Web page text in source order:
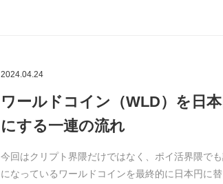
2024.04.24
ワールドコイン（WLD）を日本
にする一連の流れ
今回はクリプト界隈だけではなく、ポイ活界隈で
になっているワールドコインを最終的に日本円に